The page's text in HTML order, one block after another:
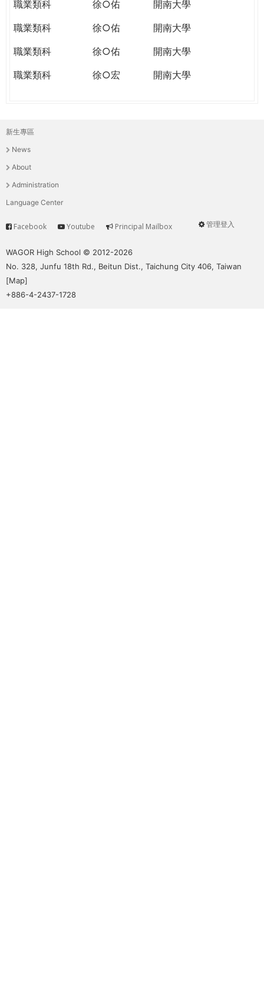
職業類科
徐○佑
開南大學
職業類科
徐○佑
開南大學
職業類科
徐○佑
開南大學
職業類科
徐○宏 開南大學
主
選
單
新生專區
News
About
Administration
Language Center
User
管理登入
Service
Facebook Youtube Principal Mailbox
WAGOR High School © 2012-2026
No. 328, Junfu 18th Rd., Beitun Dist., Taichung City 406, Taiwan
[Map]
+886-4-2437-1728